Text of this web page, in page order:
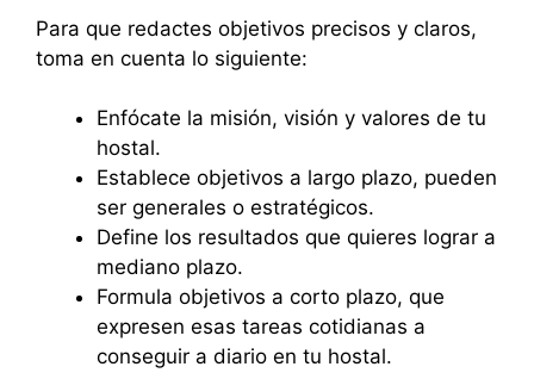
Para que redactes objetivos precisos y claros,
toma en cuenta lo siguiente:
Enfócate la misión, visión y valores de tu
hostal.
Establece objetivos a largo plazo, pueden
ser generales o estratégicos.
Define los resultados que quieres lograr a
mediano plazo.
Formula objetivos a corto plazo, que
expresen esas tareas cotidianas a
conseguir a diario en tu hostal.